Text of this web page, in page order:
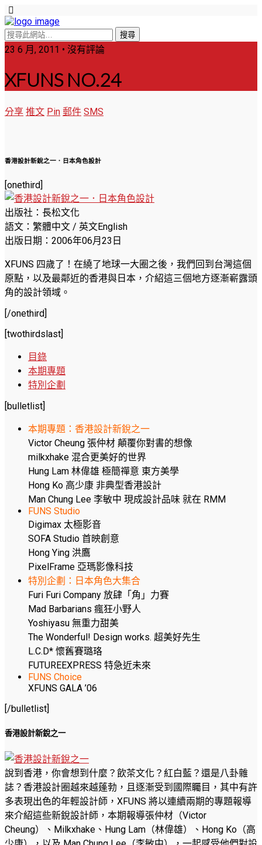
23 6 月, 2011 • 沒有評論
XFUNS NO.24
分享 推文 Pin 郵件 SMS
香港設計新銳之一．日本角色設計
[onethird]
出版社：長松文化
語文：繁體中文 / 英文English
出版日期：2006年06月23日
XFUNS 四歲了！在繞了地球一大圈之後，我們回到台灣這個
原點，以及最鄰近的香港與日本，介紹這三個地方逐漸嶄露頭
角的設計領域。
[/onethird]
[twothirdslast]
目錄
本期專題
特別企劃
[bulletlist]
本期專題：香港設計新銳之一
Victor Cheung 張仲材 顛覆你對書的想像
milkxhake 混合更美好的世界
Hung Lam 林偉雄 極簡禪意 東方美學
Hong Ko 高少康 非典型香港設計
Man Chung Lee 李敏中 現成設計品味 就在 RMM
FUNS Studio
Digimax 太極影音
SOFA Studio 首映創意
Hong Ying 洪鷹
PixelFrame 亞瑪影像科技
特別企劃：日本角色大集合
Furi Furi Company 放肆「角」力賽
Mad Barbarians 瘋狂小野人
Yoshiyasu 無重力甜美
The Wonderful! Design works. 超美好先生
L.C.D* 懷舊賽璐珞
FUTUREEXPRESS 特急近未來
FUNS Choice
XFUNS GALA ’06
[/bulletlist]
香港設計新銳之一
說到香港，你會想到什麼？飲茶文化？紅白藍？還是八卦雜
誌？香港設計圈越來越蓬勃，且逐漸受到國際矚目，其中有許
多表現出色的年輕設計師，XFUNS 將以連續兩期的專題報導
來介紹這些新銳設計師，本期報導張仲材（Victor
Cheung）、Milkxhake、Hung Lam（林偉雄）、Hong Ko（高